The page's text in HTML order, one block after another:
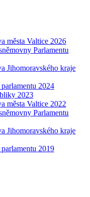
města Valtice 2026
Parlamentu
Jihomoravského kraje
2024
2023
města Valtice 2022
Parlamentu
Jihomoravského kraje
2019